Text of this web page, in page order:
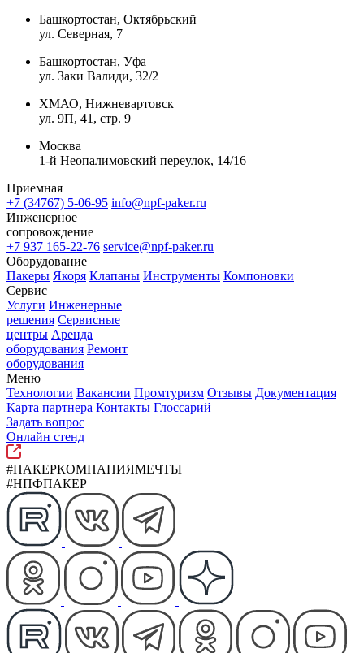
Башкортостан, Октябрьский
ул. Северная, 7
Башкортостан, Уфа
ул. Заки Валиди, 32/2
ХМАО, Нижневартовск
ул. 9П, 41, стр. 9
Москва
1-й Неопалимовский переулок, 14/16
Приемная
+7 (34767) 5-06-95 info@npf-paker.ru
Инженерное
сопровождение
+7 937 165-22-76 service@npf-paker.ru
Оборудование
Пакеры Якоря Клапаны Инструменты Компоновки
Сервис
Услуги Инженерные
решения Сервисные
центры Аренда
оборудования Ремонт
оборудования
Меню
Технологии Вакансии Промтуризм Отзывы Документация
Карта партнера Контакты Глоссарий
Задать вопрос
Онлайн стенд
#ПАКЕРКОМПАНИЯМЕЧТЫ
#НПФПАКЕР